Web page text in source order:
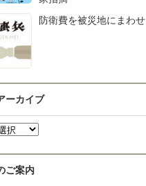
防衛費を被災地にまわせ
ーカイブ
ご案内